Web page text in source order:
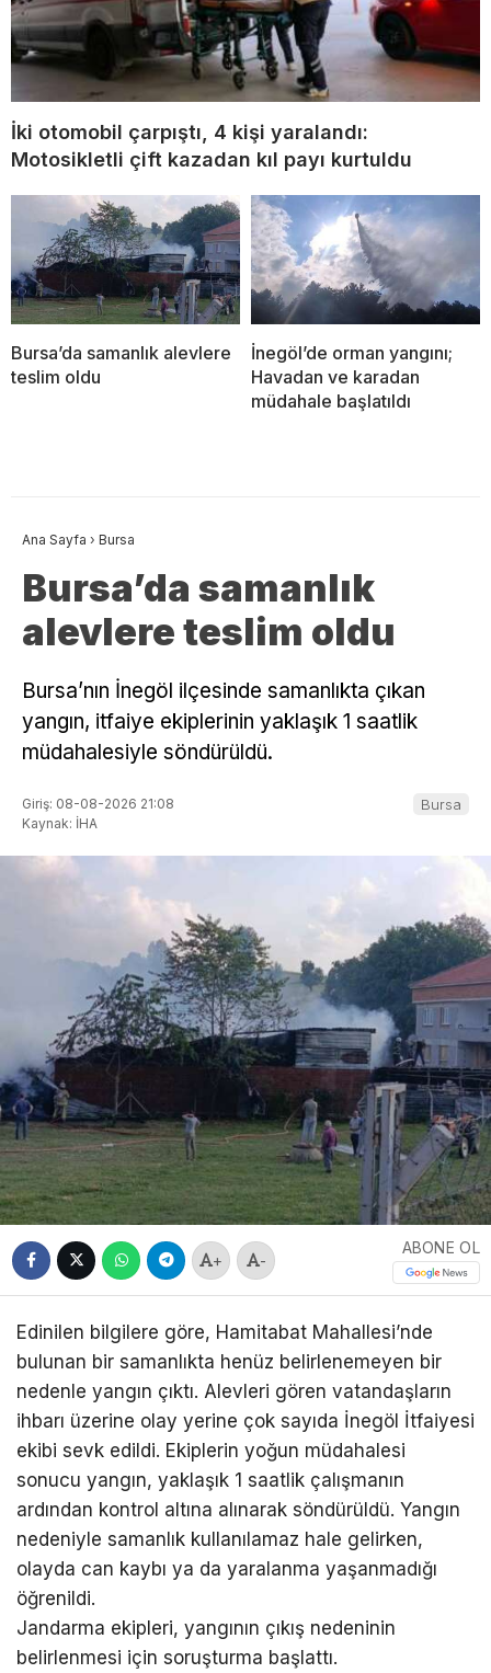
İki otomobil çarpıştı, 4 kişi yaralandı:
Motosikletli çift kazadan kıl payı kurtuldu
Bursa’da samanlık alevlere
teslim oldu
İnegöl’de orman yangını;
Havadan ve karadan
müdahale başlatıldı
Ana Sayfa › Bursa
Bursa’da samanlık
alevlere teslim oldu
Bursa’nın İnegöl ilçesinde samanlıkta çıkan
yangın, itfaiye ekiplerinin yaklaşık 1 saatlik
müdahalesiyle söndürüldü.
Giriş: 08-08-2026 21:08
Kaynak: İHA
Bursa
+ -
ABONE OL
Edinilen bilgilere göre, Hamitabat Mahallesi’nde
bulunan bir samanlıkta henüz belirlenemeyen bir
nedenle yangın çıktı. Alevleri gören vatandaşların
ihbarı üzerine olay yerine çok sayıda İnegöl İtfaiyesi
ekibi sevk edildi. Ekiplerin yoğun müdahalesi
sonucu yangın, yaklaşık 1 saatlik çalışmanın
ardından kontrol altına alınarak söndürüldü. Yangın
nedeniyle samanlık kullanılamaz hale gelirken,
olayda can kaybı ya da yaralanma yaşanmadığı
öğrenildi.
Jandarma ekipleri, yangının çıkış nedeninin
belirlenmesi için soruşturma başlattı.